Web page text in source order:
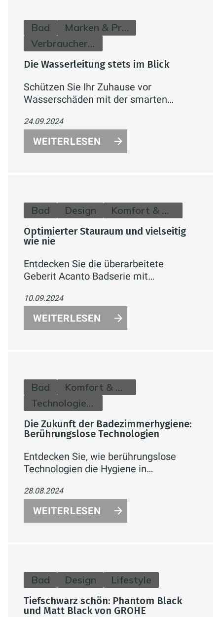
Bad
Marken & Produkte
Verbraucherinfos
Die Wasserleitung stets im Blick
Schützen Sie Ihr Zuhause vor
Wasserschäden mit der smarten
REHAU. Überwachen Sie Ihre
Wasserleitungen effektiv und
sorgenfrei
24.09.2024
WEITERLESEN
Bad Design Komfort & Hygiene
Optimierter Stauraum und vielseitig
wie nie
Entdecken Sie die überarbeitete
Geberit Acanto Badserie mit
Stauraum und zeitgemäßem Design.
10.09.2024
WEITERLESEN
Bad
Komfort & Hygiene
Technologie & Zukunft
Die Zukunft der Badezimmerhygiene:
Berührungslose Technologien
Entdecken Sie, wie berührungslose
Technologien die Hygiene in
Sie mehr über automatische
Wasserhähne, Toilettenspülungen und
Desinfektionssysteme, die Komfort und
28.08.2024
WEITERLESEN
Bad Design Lifestyle
Tiefschwarz schön: Phantom Black
und Matt Black von GROHE